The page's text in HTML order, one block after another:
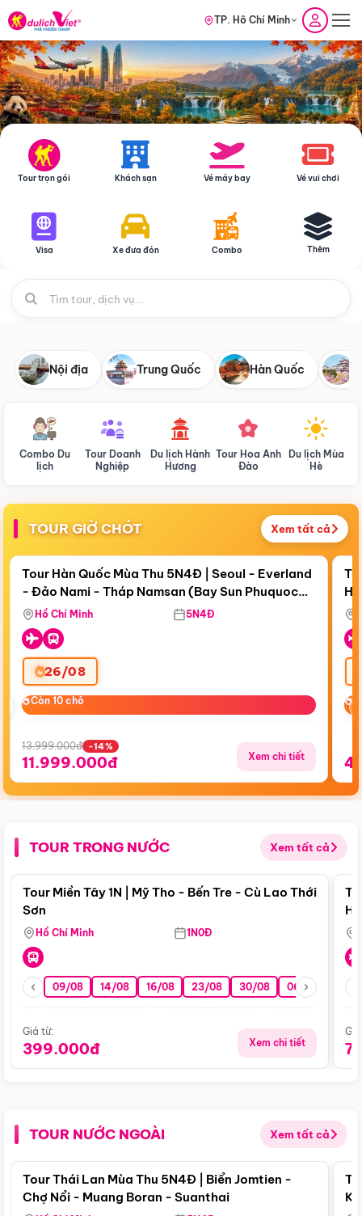
TP. Hồ Chí Minh
Tour trọn gói Khách sạn Vé máy bay Vé vui chơi
Visa Xe đưa đón Combo Thêm
Nội địa Trung Quốc Hàn Quốc
Combo Du
lịch
Tour Doanh
Nghiệp
Du lịch Hành
Hương
Tour Hoa Anh
Đào
Du lịch Mùa
Hè
TOUR GIỜ CHÓT Xem tất cả
Còn19 ngày 14:42:25
Điểm nổi bật
Tour Hàn Quốc Mùa Thu 5N4Đ | Seoul - Everland
- Đảo Nami - Tháp Namsan (Bay Sun Phuquoc
Airways)
Hồ Chí Minh 5N4Đ
26/08
Còn 10 chỗ
Còn 10 chỗ
13.999.000đ -14%
11.999.000đ Xem chi tiết
TOUR TRONG NƯỚC Xem tất cả
Điểm nổi bật
Tour Miền Tây 1N | Mỹ Tho - Bến Tre - Cù Lao Thới
Sơn
Hồ Chí Minh 1N0Đ
09/08 14/08 16/08 23/08 30/08 06/09 13/09
Giá từ:
399.000đ Xem chi tiết
TOUR NƯỚC NGOÀI Xem tất cả
Điểm nổi bật
Tour Thái Lan Mùa Thu 5N4Đ | Biển Jomtien -
Chợ Nổi - Muang Boran - Suanthai